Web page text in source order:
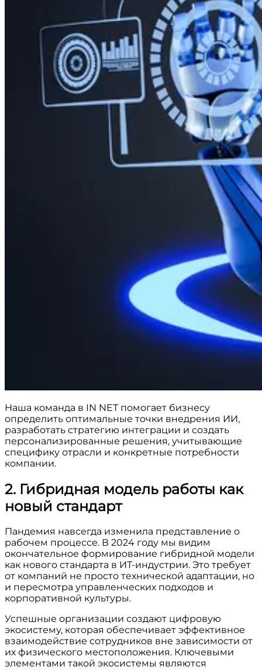
Наша команда в IN NET помогает бизнесу
определить оптимальные точки внедрения ИИ,
разработать стратегию интеграции и создать
персонализированные решения, учитывающие
специфику отрасли и конкретные потребности
компании.
2. Гибридная модель работы как
новый стандарт
Пандемия навсегда изменила представление о
рабочем процессе. В 2024 году мы видим
окончательное формирование гибридной модели
как нового стандарта в ИТ-индустрии. Это требует
от компаний не просто технической адаптации, но
и пересмотра управленческих подходов и
корпоративной культуры.
Успешные организации создают цифровую
экосистему, которая обеспечивает эффективное
взаимодействие сотрудников вне зависимости от
их физического местоположения. Ключевыми
элементами такой экосистемы являются